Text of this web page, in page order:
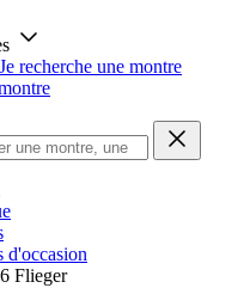
Je recherche une montre
d'occasion
Flieger